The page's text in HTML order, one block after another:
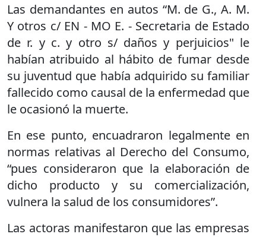
Las demandantes en autos “M. de G., A. M.
Y otros c/ EN - MO E. - Secretaria de Estado
de r. y c. y otro s/ daños y perjuicios" le
habían atribuido al hábito de fumar desde
su juventud que había adquirido su familiar
fallecido como causal de la enfermedad que
le ocasionó la muerte.
En ese punto, encuadraron legalmente en
normas relativas al Derecho del Consumo,
“pues consideraron que la elaboración de
dicho producto y su comercialización,
vulnera la salud de los consumidores”.
Las actoras manifestaron que las empresas